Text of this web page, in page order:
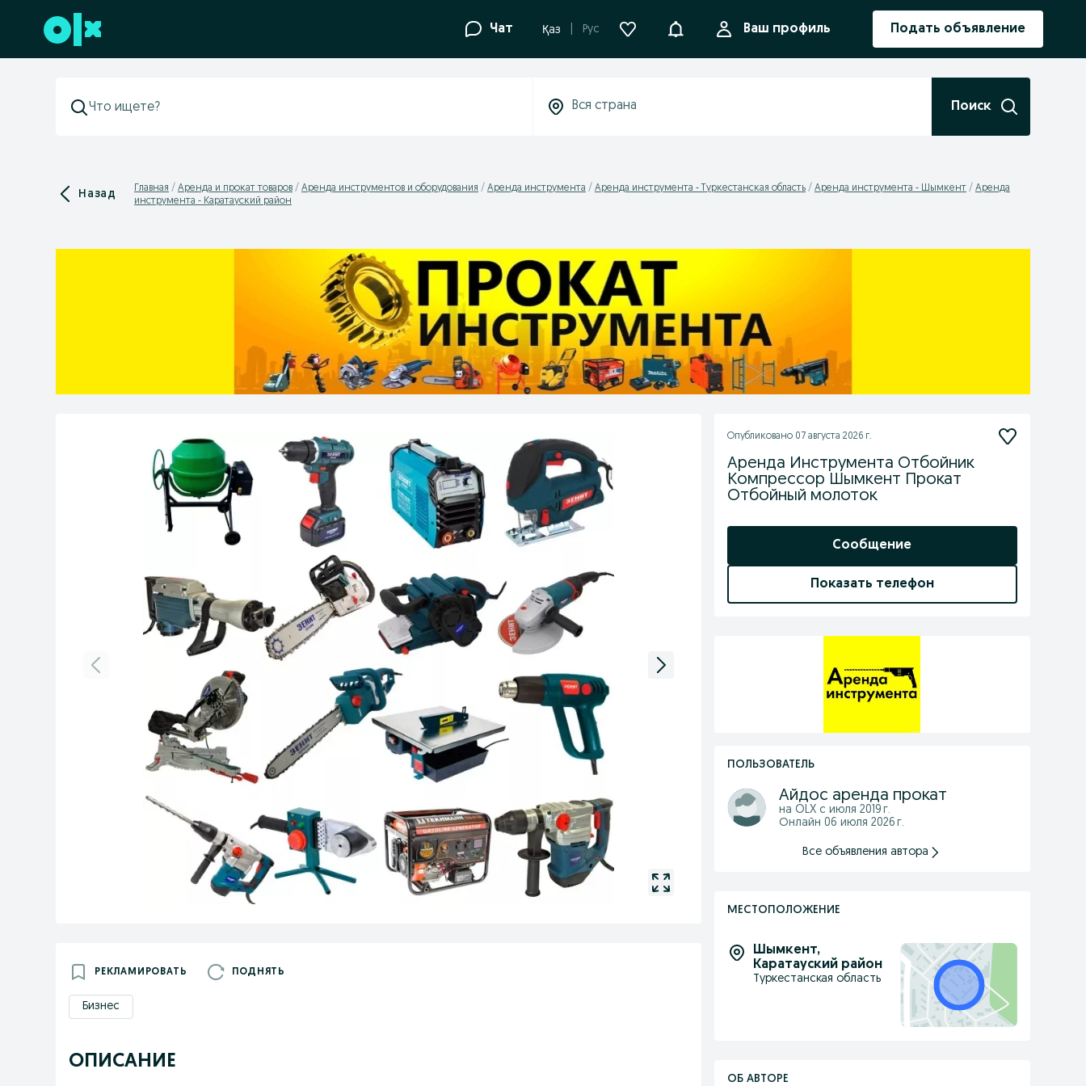
Перейти к нижнему колонтитулу Чат Қаз Рус УведомленияВаш профиль Подать объявление
Поиск
Назад Главная Аренда и прокат товаров Аренда инструментов и оборудования Аренда инструмента Аренда инструмента - Туркестанская область Аренда инструмента - Шымкент
Аренда
инструмента - Каратауский район
РЕКЛАМИРОВАТЬ ПОДНЯТЬ
Бизнес
ОПИСАНИЕ
Опубликовано 07 августа 2026 г.
Аренда Инструмента Отбойник
Компрессор Шымкент Прокат
Отбойный молоток
Сообщение
Показать телефон
ПОЛЬЗОВАТЕЛЬ
Айдос аренда прокат
на OLX с июля 2019 г.
Онлайн 06 июля 2026 г.
Все объявления автора
МЕСТОПОЛОЖЕНИЕ
Шымкент,
Каратауский район
Туркестанская область
ОБ АВТОРЕ